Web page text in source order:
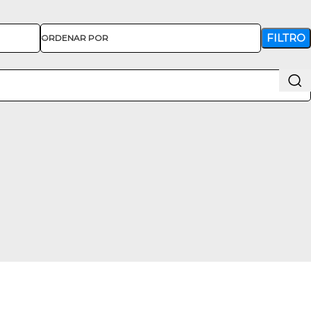
crédito Addi
ORDENAR POR
FILTRO